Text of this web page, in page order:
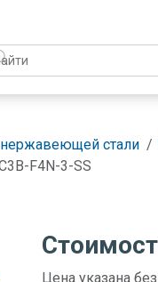
стали
F4N-3-SS
Цена указана